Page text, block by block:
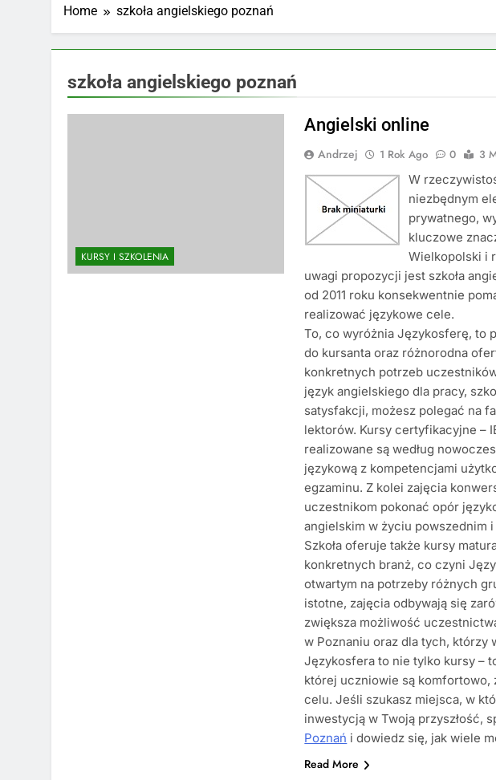
Home szkoła angielskiego poznań
szkoła angielskiego poznań
KURSY I SZKOLENIA
Angielski online
Andrzej 1 Rok Ago 0
3
W
niezbędnym
prywatnego,
kluczowe
Wielkopolski i
uwagi propozycji jest szkoła
od 2011 roku konsekwentnie
realizować językowe cele.
To, co wyróżnia Językosferę, to
do kursanta oraz różnorodna
konkretnych potrzeb
język angielskiego dla pracy,
satysfakcji, możesz polegać na
lektorów. Kursy certyfikacyjne –
realizowane są według
językową z kompetencjami
egzaminu. Z kolei zajęcia
uczestnikom pokonać opór
angielskim w życiu powszednim i
Szkoła oferuje także kursy
konkretnych branż, co czyni
otwartym na potrzeby różnych
istotne, zajęcia odbywają się
zwiększa możliwość
w Poznaniu oraz dla tych, którzy
Językosfera to nie tylko kursy –
której uczniowie są
celu. Jeśli szukasz miejsca, w
inwestycją w Twoją przyszłość,
Poznań i dowiedz się, jak wiele
Read More